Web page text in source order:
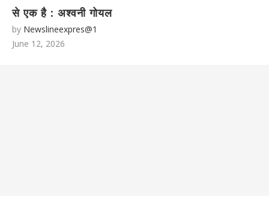
ਲਾਈਵ ਪ੍ਰਸਾਰਣ ’ਤੇ ਵਧਿਆ ਵਿਵਾਦ; SGPC ਵੱਲੋਂ GTC
से एक है : अश्वनी गोयल
by Newslineexpres@1
June 12, 2026